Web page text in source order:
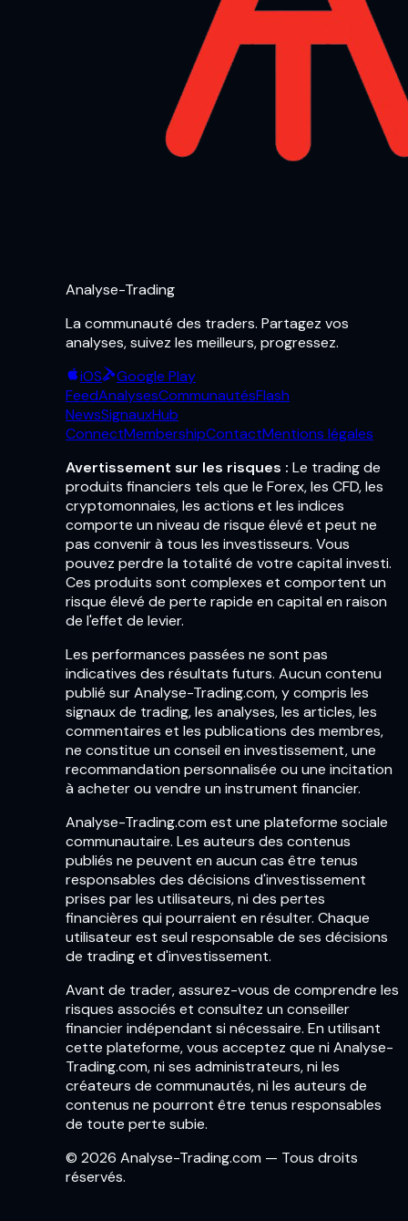
Analyse-Trading
La communauté des traders. Partagez vos
analyses, suivez les meilleurs, progressez.
iOS
Google Play
FeedAnalysesCommunautésFlash
NewsSignauxHub
ConnectMembershipContactMentions légales
Avertissement sur les risques : Le trading de
produits financiers tels que le Forex, les CFD, les
cryptomonnaies, les actions et les indices
comporte un niveau de risque élevé et peut ne
pas convenir à tous les investisseurs. Vous
pouvez perdre la totalité de votre capital investi.
Ces produits sont complexes et comportent un
risque élevé de perte rapide en capital en raison
de l'effet de levier.
Les performances passées ne sont pas
indicatives des résultats futurs. Aucun contenu
publié sur Analyse-Trading.com, y compris les
signaux de trading, les analyses, les articles, les
commentaires et les publications des membres,
ne constitue un conseil en investissement, une
recommandation personnalisée ou une incitation
à acheter ou vendre un instrument financier.
Analyse-Trading.com est une plateforme sociale
communautaire. Les auteurs des contenus
publiés ne peuvent en aucun cas être tenus
responsables des décisions d'investissement
prises par les utilisateurs, ni des pertes
financières qui pourraient en résulter. Chaque
utilisateur est seul responsable de ses décisions
de trading et d'investissement.
Avant de trader, assurez-vous de comprendre les
risques associés et consultez un conseiller
financier indépendant si nécessaire. En utilisant
cette plateforme, vous acceptez que ni Analyse-
Trading.com, ni ses administrateurs, ni les
créateurs de communautés, ni les auteurs de
contenus ne pourront être tenus responsables
de toute perte subie.
© 2026 Analyse-Trading.com — Tous droits
réservés.